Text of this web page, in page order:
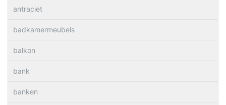
antraciet
badkamermeubels
balkon
bank
banken